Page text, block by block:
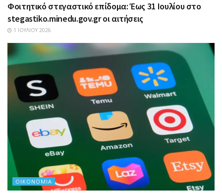
Φοιτητικό στεγαστικό επίδομα: Έως 31 Ιουλίου στο
stegastiko.minedu.gov.gr οι αιτήσεις
1 ΙΟΥΛΊΟΥ 2026
ΟΙΚΟΝΟΜΊΑ